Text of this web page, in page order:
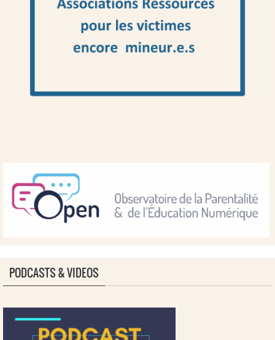
PODCASTS & VIDEOS